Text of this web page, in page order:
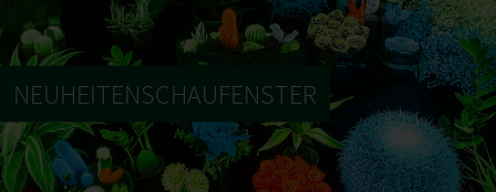
NEUHEITENSCHAUFENSTER